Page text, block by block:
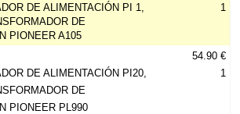
DE ALIMENTACIÓN PI 1,
DE
PIONEER A105
1
DE ALIMENTACIÓN PI20,
DE
PIONEER PL990
54.90 €
1